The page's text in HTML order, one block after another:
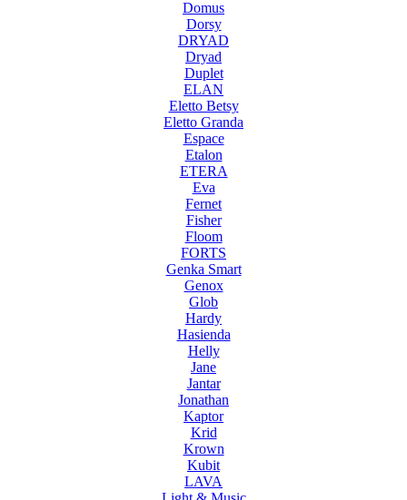
Domus
Dorsy
DRYAD
Dryad
Duplet
ELAN
Eletto Betsy
Eletto Granda
Espace
Etalon
ETERA
Eva
Fernet
Fisher
Floom
FORTS
Genka Smart
Genox
Glob
Hardy
Hasienda
Helly
Jane
Jantar
Jonathan
Kaptor
Krid
Krown
Kubit
LAVA